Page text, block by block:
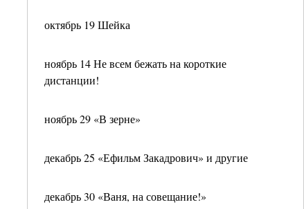
октябрь 19 Шейка
ноябрь 14 Не всем бежать на короткие
дистанции!
ноябрь 29 «В зерне»
декабрь 25 «Ефильм Закадрович» и другие
декабрь 30 «Ваня, на совещание!»